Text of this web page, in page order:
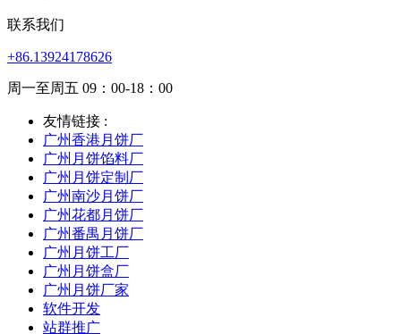
联系我们
+86.13924178626
周一至周五 09：00-18：00
友情链接 :
广州香港月饼厂
广州月饼馅料厂
广州月饼定制厂
广州南沙月饼厂
广州花都月饼厂
广州番禺月饼厂
广州月饼工厂
广州月饼盒厂
广州月饼厂家
软件开发
站群推广